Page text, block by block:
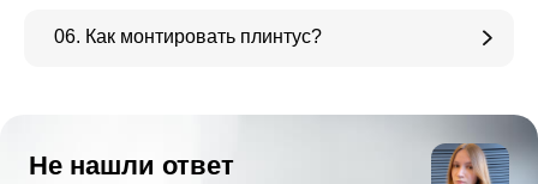
06. Как монтировать плинтус?
Не нашли ответ